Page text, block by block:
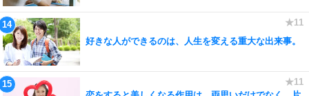
好きな人ができるのは、人生を変える重大な出来事。